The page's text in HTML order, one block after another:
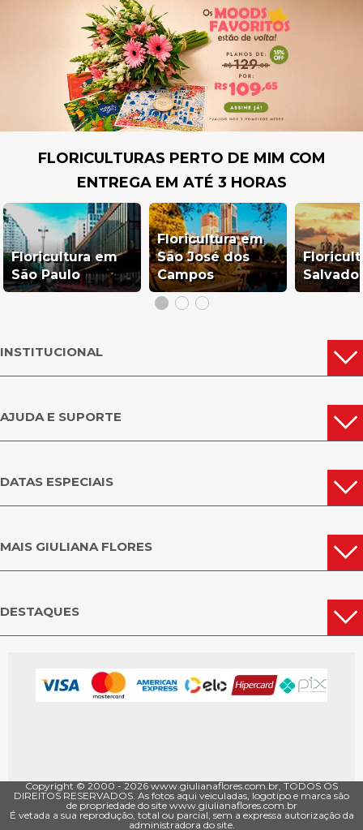
FLORICULTURAS PERTO DE MIM COM
ENTREGA EM ATÉ 3 HORAS
Floricultura em
São Paulo
Floricultura em
São José dos
Campos
INSTITUCIONAL
AJUDA E SUPORTE
DATAS ESPECIAIS
MAIS GIULIANA FLORES
DESTAQUES
Copyright © 2000 - ­2026 www.giulianaflores.com.br, TODOS OS
DIREITOS RESERVADOS. As fotos aqui veiculadas, logotipo e marca são
de propriedade do site www.giulianaflores.com.br
É vetada a sua reprodução, total ou parcial, sem a expressa autorização da
administradora do site.